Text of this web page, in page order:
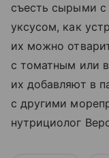
съесть сырыми
уксусом, как
их можно
с томатным или
их добавляют в
с другими
нутрициолог